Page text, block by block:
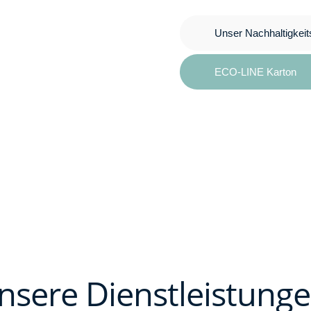
Unser
ECO-LINE Karton